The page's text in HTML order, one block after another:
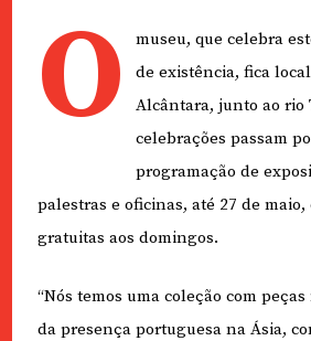
O
museu, que celebra
de existência, fica
Alcântara, junto ao rio
celebrações passam
programação de
palestras e oficinas, até 27 de
gratuitas aos domingos.
“Nós temos uma coleção com
da presença portuguesa na Ásia,